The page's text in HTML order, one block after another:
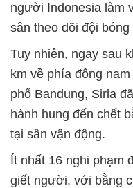
người Indonesia làm
sân theo dõi đội
Tuy nhiên, ngay sau
km về phía đông
phố Bandung, Sirla
hành hung đến chết
tại sân vận động.
Ít nhất 16 nghi phạm
giết người, với bằng